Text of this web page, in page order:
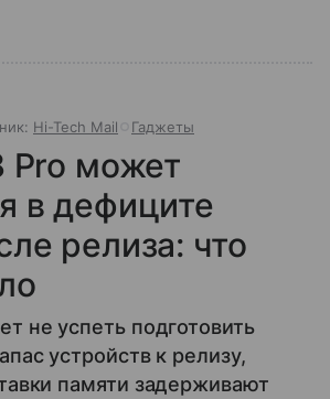
Hi-Tech Mail Гаджеты
Pro может
в дефиците
релиза: что
не успеть подготовить
устройств к релизу,
памяти задерживают